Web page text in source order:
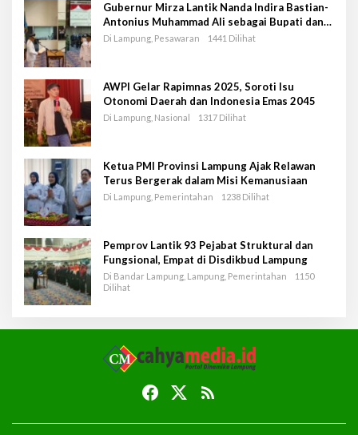
Gubernur Mirza Lantik Nanda Indira Bastian-
Antonius Muhammad Ali sebagai Bupati dan
Wakil Bupati Pesawaran Periode 2025-2030
Di Lampung, Pesawaran 1441 Dilihat
AWPI Gelar Rapimnas 2025, Soroti Isu
Otonomi Daerah dan Indonesia Emas 2045
Di Lampung, Nasional 1317 Dilihat
Ketua PMI Provinsi Lampung Ajak Relawan
Terus Bergerak dalam Misi Kemanusiaan
Di Lampung, Pemerintahan 1238 Dilihat
Pemprov Lantik 93 Pejabat Struktural dan
Fungsional, Empat di Disdikbud Lampung
Di Bandar Lampung, Lampung, Pemerintahan
1150
Dilihat